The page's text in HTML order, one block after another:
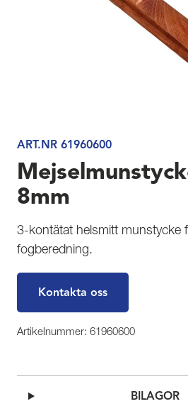
ART.NR 61960600
8mm
3-kontätat helsmitt munstycke
fogberedning.
Kontakta oss
Artikelnummer: 61960600
BILAGOR